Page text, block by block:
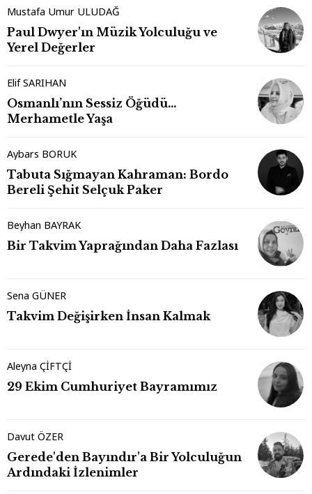
Mustafa Umur ULUDAĞ
Paul Dwyer'ın Müzik Yolculuğu ve
Yerel Değerler
Elif SARIHAN
Osmanlı’nın Sessiz Öğüdü…
Merhametle Yaşa
Aybars BORUK
Tabuta Sığmayan Kahraman: Bordo
Bereli Şehit Selçuk Paker
Beyhan BAYRAK
Bir Takvim Yaprağından Daha Fazlası
Sena GÜNER
Takvim Değişirken İnsan Kalmak
Aleyna ÇİFTÇİ
29 Ekim Cumhuriyet Bayramımız
Davut ÖZER
Gerede'den Bayındır'a Bir Yolculuğun
Ardındaki İzlenimler